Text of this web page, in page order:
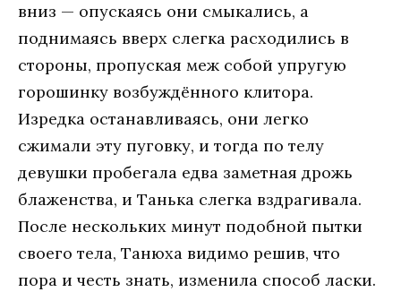
вниз — опускаясь они смыкались, а
поднимаясь вверх слегка расходились в
стороны, пропуская меж собой упругую
горошинку возбуждённого клитора.
Изредка останавливаясь, они легко
сжимали эту пуговку, и тогда по телу
девушки пробегала едва заметная дрожь
блаженства, и Танька слегка вздрагивала.
После нескольких минут подобной пытки
своего тела, Танюха видимо решив, что
пора и честь знать, изменила способ ласки.